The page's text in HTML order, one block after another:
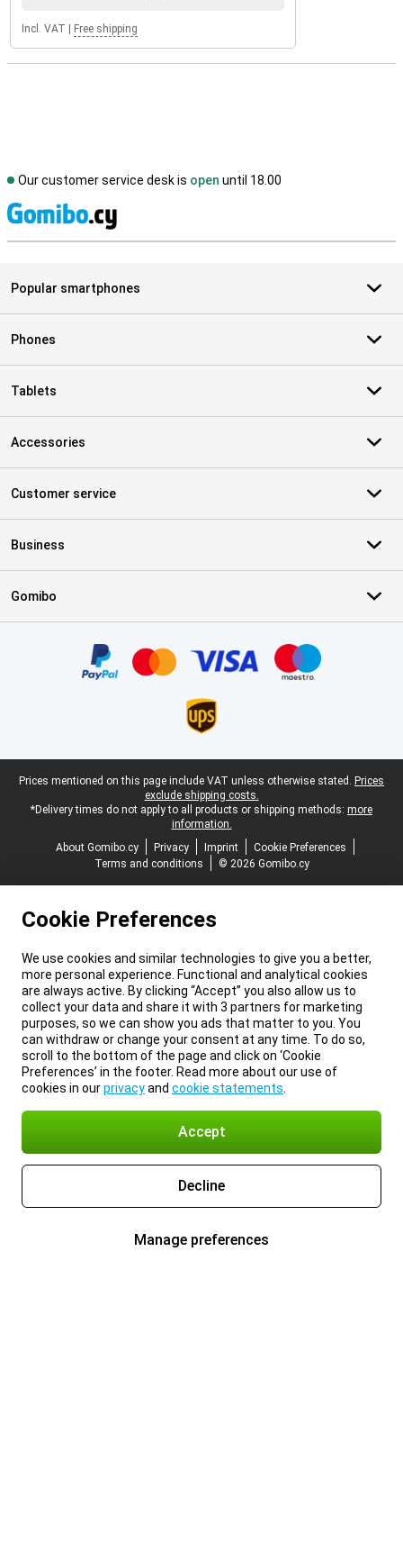
Incl. VAT Free shipping
Our customer service desk is open until 18.00
Popular smartphones
Phones
Tablets
Accessories
Customer service
Business
Gomibo
Legal footer
Prices mentioned on this page include VAT unless otherwise stated. Prices
exclude shipping costs.
*Delivery times do not apply to all products or shipping methods: more
information.
About Gomibo.cy
Privacy Imprint
Cookie Preferences
Terms and conditions
© 2026 Gomibo.cy
Cookie Preferences
We use cookies and similar technologies to give you a better,
more personal experience. Functional and analytical cookies
are always active. By clicking “Accept” you also allow us to
collect your data and share it with 3 partners for marketing
purposes, so we can show you ads that matter to you. You
can withdraw or change your consent at any time. To do so,
scroll to the bottom of the page and click on ‘Cookie
Preferences’ in the footer. Read more about our use of
cookies in ourprivacyand cookie statements
Accept
Decline
Manage preferences